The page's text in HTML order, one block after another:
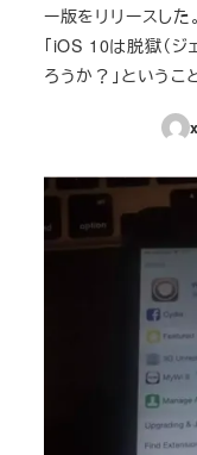
ー版をリリースした
「iOS 10は脱獄（
ろうか？」というこ